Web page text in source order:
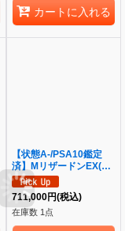
カートに入れる
【状態A-/PSA10鑑定
済】MリザードンEX(Y)
《SR》{091/087}[その
他]
711,000円(税込)
在庫数 1点